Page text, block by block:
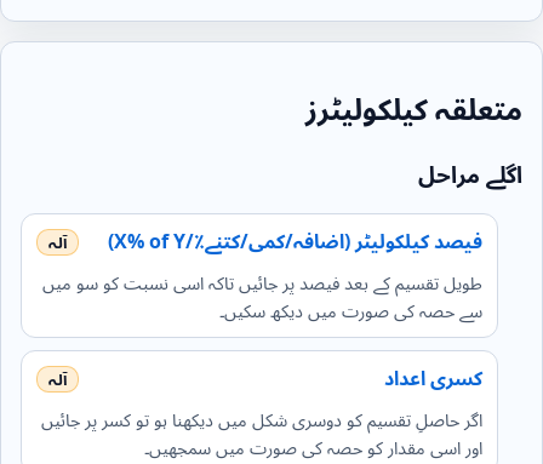
متعلقہ کیلکولیٹرز
اگلے مراحل
فیصد کیلکولیٹر (اضافہ/کمی/کتنے٪/X% of Y)
طویل تقسیم کے بعد فیصد پر جائیں تاکہ اسی نسبت کو سو میں
سے حصہ کی صورت میں دیکھ سکیں۔
کسری اعداد
اگر حاصلِ تقسیم کو دوسری شکل میں دیکھنا ہو تو کسر پر جائیں
اور اسی مقدار کو حصہ کی صورت میں سمجھیں۔